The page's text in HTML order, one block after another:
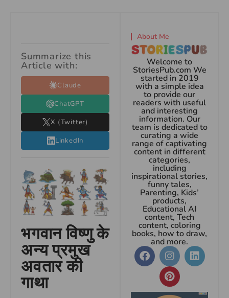
Summarize this
Article with:
Claude
ChatGPT
X (Twitter)
LinkedIn
भगवान विष्णु के
अन्य प्रमुख
अवतार की
गाथा
About Me
Welcome to
StoriesPub.com We
started in 2019
with a simple idea
to provide our
readers with useful
and interesting
information. Our
team is dedicated to
curating a wide
range of captivating
content in different
categories,
including
inspirational stories,
funny tales,
Parenting, Kids’
products,
Educational AI
content, Tech
content, coloring
books, how to draw,
and more.